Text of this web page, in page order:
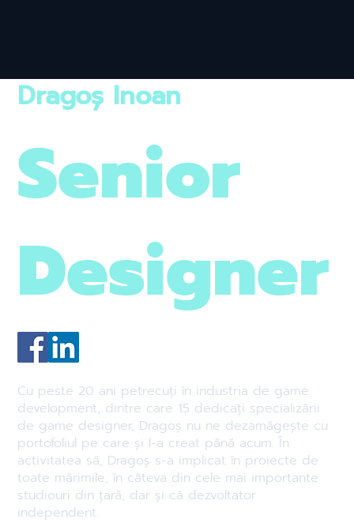
Dragoș Inoan
Senior
Designer
Cu peste 20 ani petrecuți în industria de game
development, dintre care 15 dedicați specializării
de game designer, Dragoș nu ne dezamăgește cu
portofoliul pe care și l-a creat până acum. În
activitatea să, Dragoș s-a implicat în proiecte de
toate mărimile, în câteva din cele mai importante
studiouri din țară, dar și că dezvoltator
independent.